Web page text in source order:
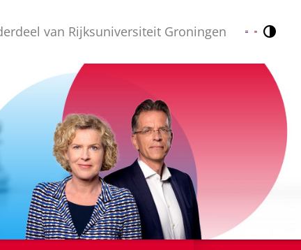
van Rijksuniversiteit Groningen Nederlands
English